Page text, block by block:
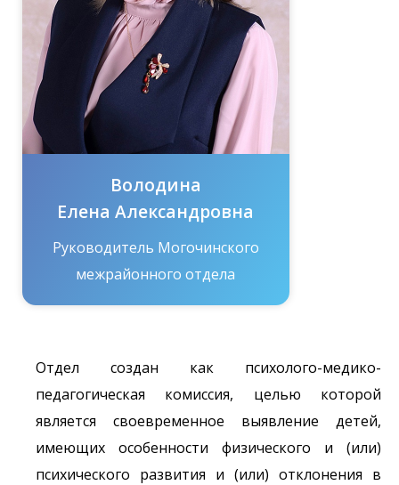
Володина
Елена Александровна
Руководитель Могочинского
межрайонного отдела
Отдел создан как психолого-медико-
педагогическая комиссия, целью которой
является своевременное выявление детей,
имеющих особенности физического и (или)
психического развития и (или) отклонения в